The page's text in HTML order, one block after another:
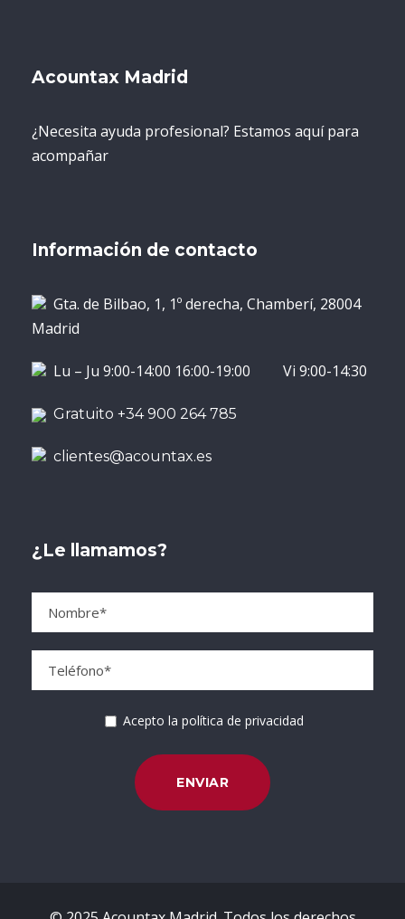
Acountax Madrid
¿Necesita ayuda profesional? Estamos aquí para
acompañar
Información de contacto
Gta. de Bilbao, 1, 1º derecha, Chamberí, 28004
Madrid
Lu – Ju 9:00-14:00 16:00-19:00 Vi 9:00-14:30
Gratuito +34 900 264 785
clientes@acountax.es
¿Le llamamos?
Acepto la política de privacidad